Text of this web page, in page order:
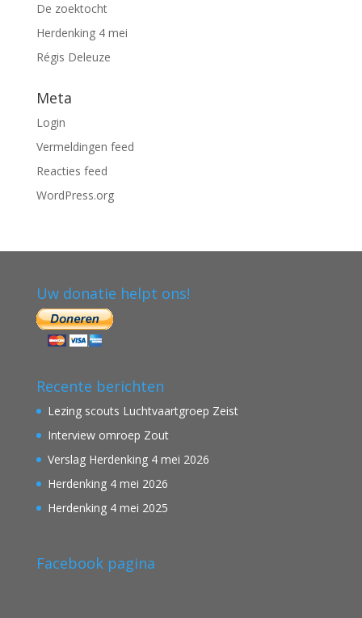
De zoektocht
Herdenking 4 mei
Régis Deleuze
Meta
Login
Vermeldingen feed
Reacties feed
WordPress.org
Uw donatie helpt ons!
Recente berichten
Lezing scouts Luchtvaartgroep Zeist
Interview omroep Zout
Verslag Herdenking 4 mei 2026
Herdenking 4 mei 2026
Herdenking 4 mei 2025
Facebook pagina